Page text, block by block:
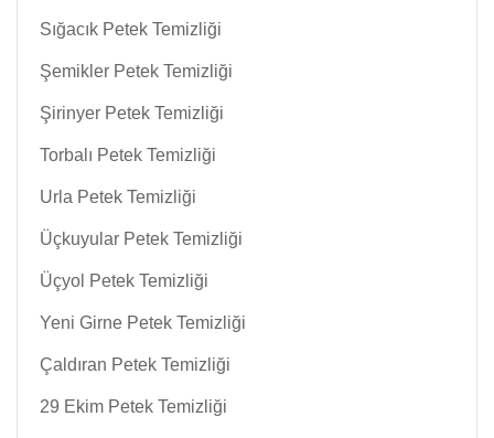
Sığacık Petek Temizliği
Şemikler Petek Temizliği
Şirinyer Petek Temizliği
Torbalı Petek Temizliği
Urla Petek Temizliği
Üçkuyular Petek Temizliği
Üçyol Petek Temizliği
Yeni Girne Petek Temizliği
Çaldıran Petek Temizliği
29 Ekim Petek Temizliği